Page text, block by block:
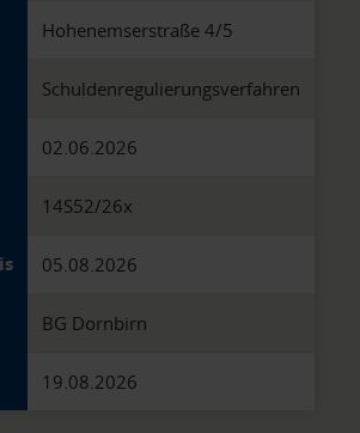
Hohenemserstraße 4/5
Schuldenregulierungsverfahren
02.06.2026
14S52/26x
05.08.2026
BG Dornbirn
19.08.2026